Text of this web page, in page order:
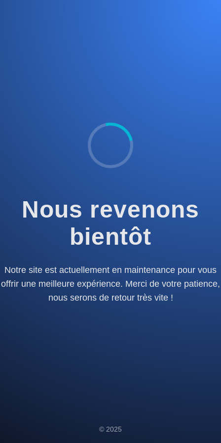
Nous revenons
bientôt
Notre site est actuellement en maintenance pour vous
offrir une meilleure expérience. Merci de votre patience,
nous serons de retour très vite !
© 2025